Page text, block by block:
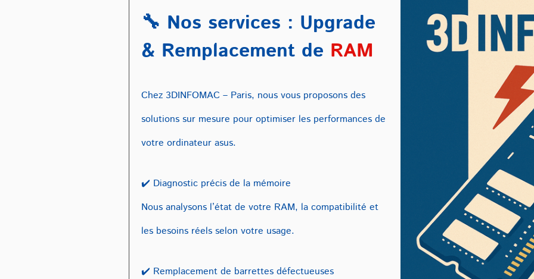
🔧 Nos services : Upgrade
& Remplacement de RAM
Chez 3DINFOMAC – Paris, nous vous proposons des
solutions sur mesure pour optimiser les performances de
votre ordinateur asus.
✔️ Diagnostic précis de la mémoire
Nous analysons l’état de votre RAM, la compatibilité et
les besoins réels selon votre usage.
✔️ Remplacement de barrettes défectueuses